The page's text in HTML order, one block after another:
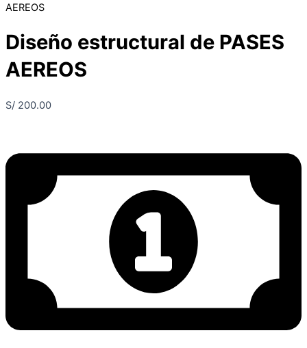
AEREOS
Diseño estructural de PASES
AEREOS
S/ 200.00